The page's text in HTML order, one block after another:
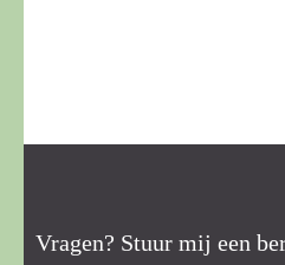
Vragen? Stuur mij een